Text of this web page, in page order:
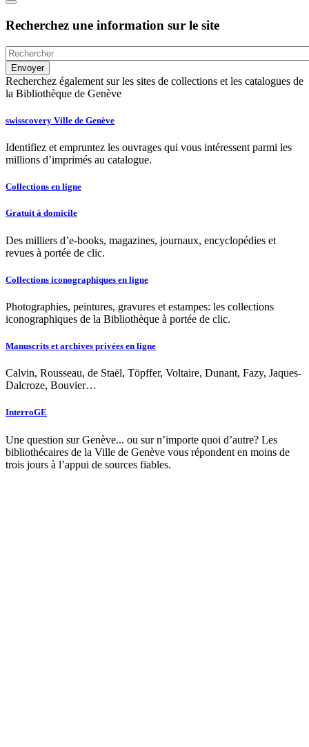
Recherchez une information sur le site
Recherchez également sur les sites de collections et les catalogues de
la Bibliothèque de Genève
swisscovery Ville de Genève
Identifiez et empruntez les ouvrages qui vous intéressent parmi les
millions d’imprimés au catalogue.
Collections en ligne
Gratuit à domicile
Des milliers d’e-books, magazines, journaux, encyclopédies et
revues à portée de clic.
Collections iconographiques en ligne
Photographies, peintures, gravures et estampes: les collections
iconographiques de la Bibliothèque à portée de clic.
Manuscrits et archives privées en ligne
Calvin, Rousseau, de Staël, Töpffer, Voltaire, Dunant, Fazy, Jaques-
Dalcroze, Bouvier…
InterroGE
Une question sur Genève... ou sur n’importe quoi d’autre? Les
bibliothécaires de la Ville de Genève vous répondent en moins de
trois jours à l’appui de sources fiables.